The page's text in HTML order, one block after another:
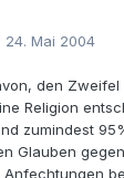
24. Mai 2004
den Zweifel
Religion
zumindest
Glauben